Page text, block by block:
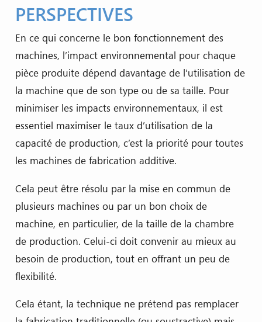
PERSPECTIVES
En ce qui concerne le bon fonctionnement des
machines, l’impact environnemental pour chaque
pièce produite dépend davantage de l’utilisation de
la machine que de son type ou de sa taille. Pour
minimiser les impacts environnementaux, il est
essentiel maximiser le taux d’utilisation de la
capacité de production, c’est la priorité pour toutes
les machines de fabrication additive.
Cela peut être résolu par la mise en commun de
plusieurs machines ou par un bon choix de
machine, en particulier, de la taille de la chambre
de production. Celui-ci doit convenir au mieux au
besoin de production, tout en offrant un peu de
flexibilité.
Cela étant, la technique ne prétend pas remplacer